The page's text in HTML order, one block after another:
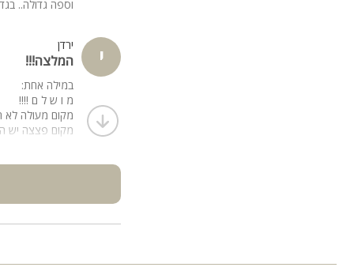
שירות DJ מקצועי עם מוזיקה בהתאמה אישית לכל סוג אירוע
וספה גדולה..
י ירדן
המלצה!!!
במילה אחת:
מ ו ש ל ם !!!!
מקום מעולה לא
מקום פצצה יש